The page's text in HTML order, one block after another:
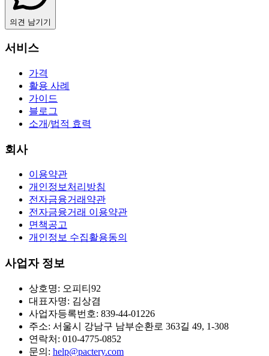
의견 남기기
서비스
가격
활용 사례
가이드
블로그
소개/법적 효력
회사
이용약관
개인정보처리방침
전자금융거래약관
전자금융거래 이용약관
면책공고
개인정보 수집활용동의
사업자 정보
상호명: 오피티92
대표자명: 김상겸
사업자등록번호: 839-44-01226
주소: 서울시 강남구 남부순환로 363길 49, 1-308
연락처: 010-4775-0852
문의: help@pactery.com